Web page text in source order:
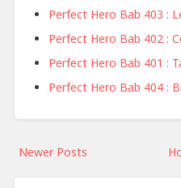
Perfect Hero Bab 403 :
Perfect Hero Bab 402 :
Perfect Hero Bab 401 :
Perfect Hero Bab 404 :
Newer Posts